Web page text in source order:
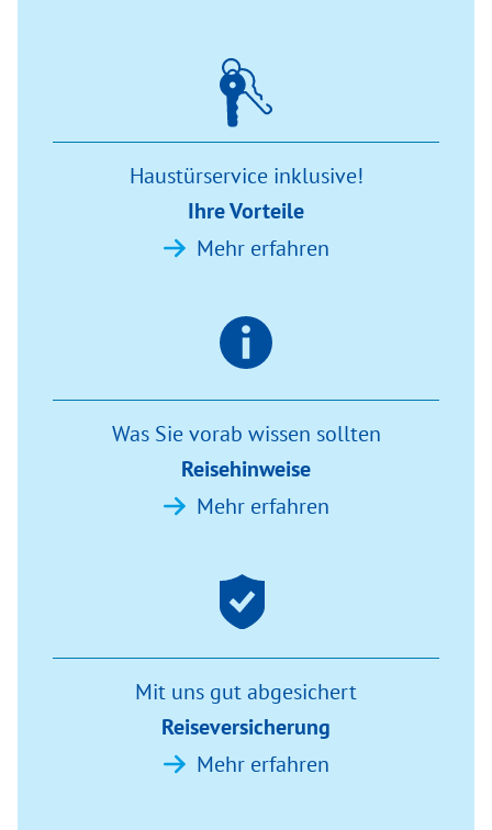
Haustürservice inklusive!
Ihre Vorteile
Mehr erfahren
Was Sie vorab wissen sollten
Reisehinweise
Mehr erfahren
Mit uns gut abgesichert
Reiseversicherung
Mehr erfahren